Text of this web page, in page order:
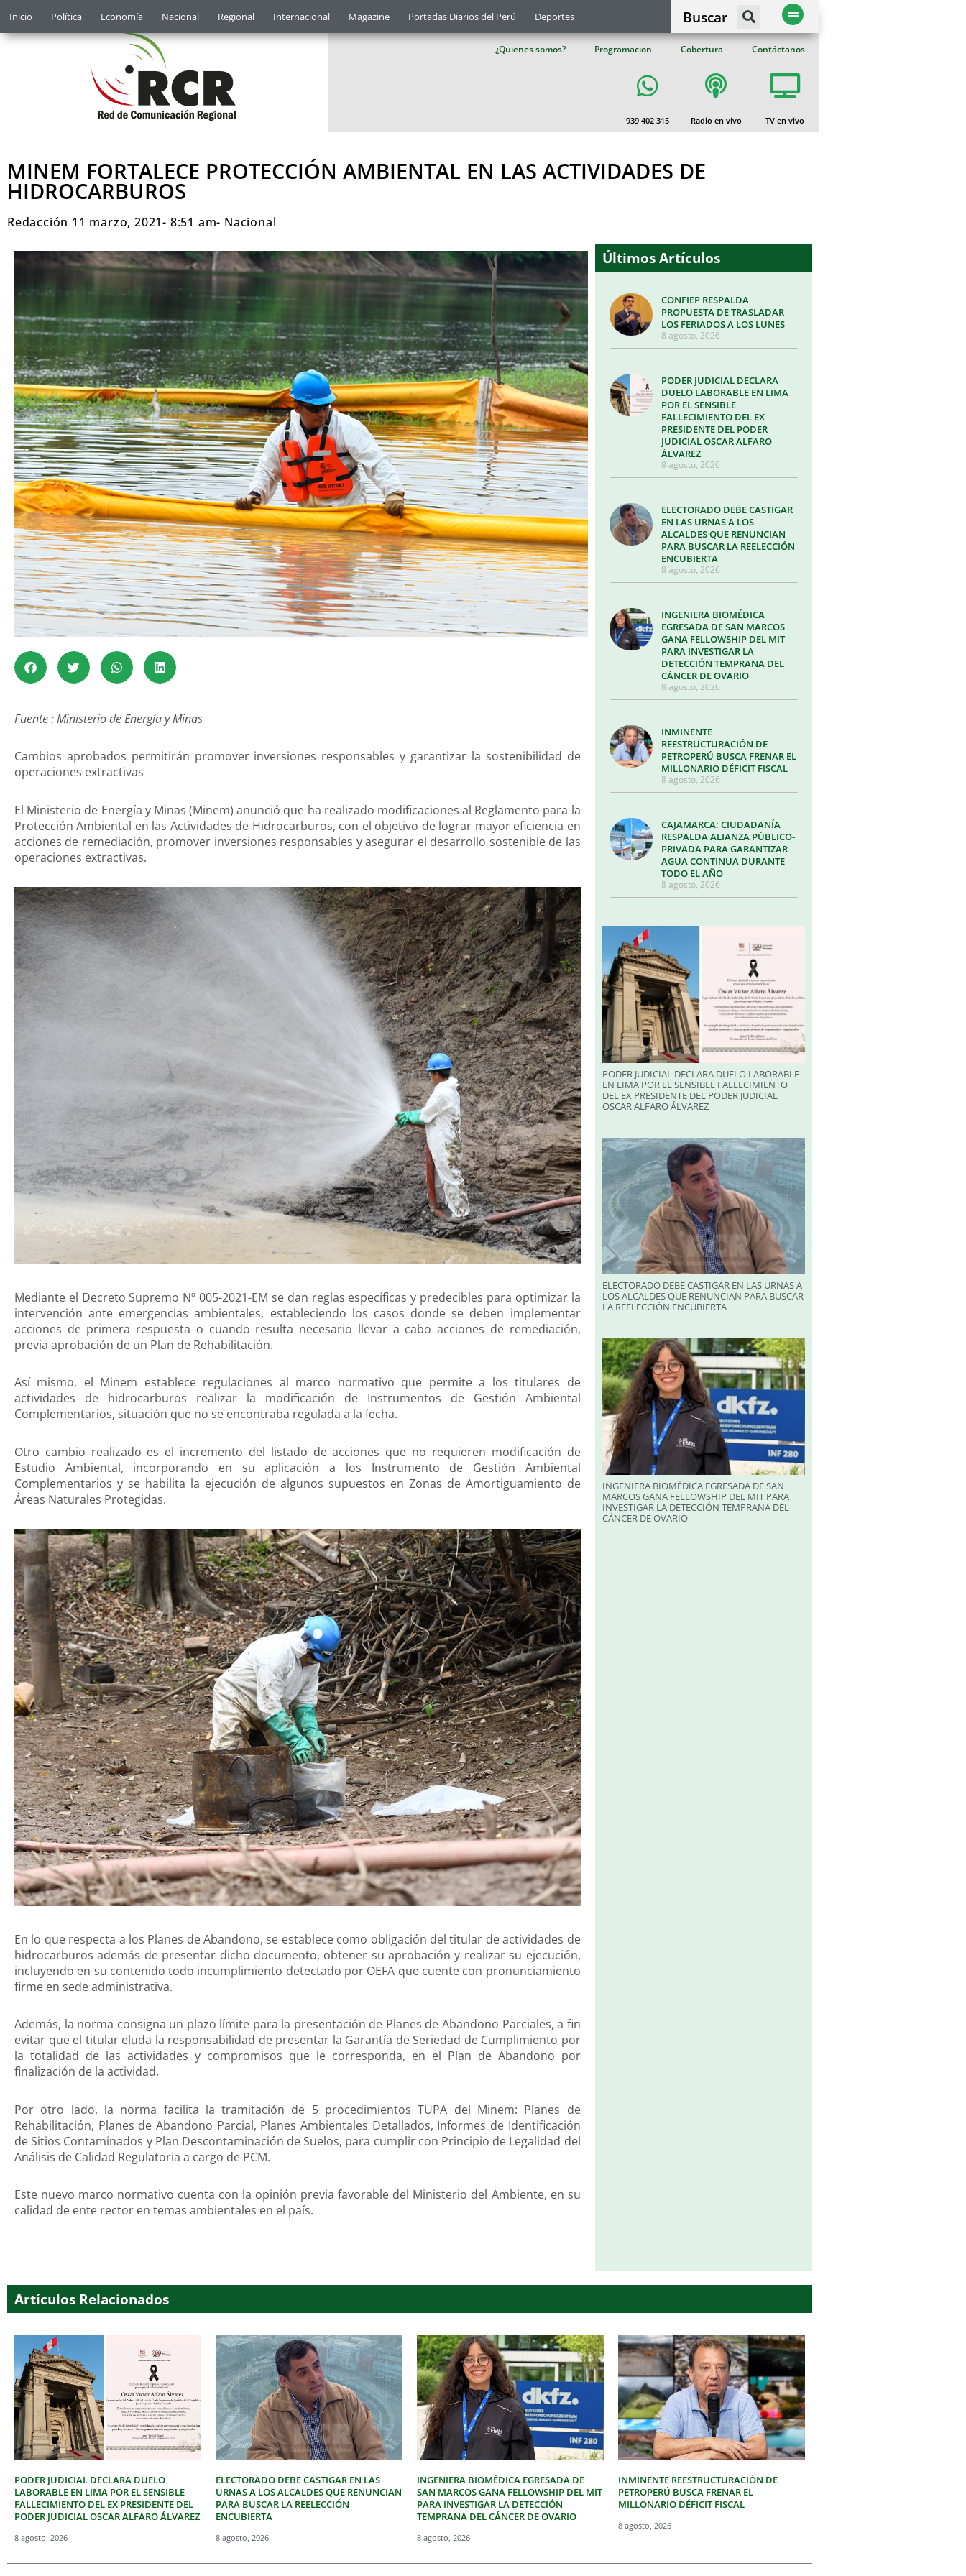
Inicio Política Economía Nacional Regional Internacional Magazine Portadas Diarios del Perú Deportes Buscar
¿Quienes somos? Programacion Cobertura Contáctanos
939 402 315 Radio en vivo TV en vivo
MINEM FORTALECE PROTECCIÓN AMBIENTAL EN LAS ACTIVIDADES DE
HIDROCARBUROS
Redacción 11 marzo, 2021- 8:51 am- Nacional
Fuente : Ministerio de Energía y Minas
Cambios aprobados permitirán promover inversiones responsables y garantizar la sostenibilidad de
operaciones extractivas
El Ministerio de Energía y Minas (Minem) anunció que ha realizado modificaciones al Reglamento para la
Protección Ambiental en las Actividades de Hidrocarburos, con el objetivo de lograr mayor eficiencia en
acciones de remediación, promover inversiones responsables y asegurar el desarrollo sostenible de las
operaciones extractivas.
Mediante el Decreto Supremo Nº 005-2021-EM se dan reglas específicas y predecibles para optimizar la
intervención ante emergencias ambientales, estableciendo los casos donde se deben implementar
acciones de primera respuesta o cuando resulta necesario llevar a cabo acciones de remediación,
previa aprobación de un Plan de Rehabilitación.
Así mismo, el Minem establece regulaciones al marco normativo que permite a los titulares de
actividades de hidrocarburos realizar la modificación de Instrumentos de Gestión Ambiental
Complementarios, situación que no se encontraba regulada a la fecha.
Otro cambio realizado es el incremento del listado de acciones que no requieren modificación de
Estudio Ambiental, incorporando en su aplicación a los Instrumento de Gestión Ambiental
Complementarios y se habilita la ejecución de algunos supuestos en Zonas de Amortiguamiento de
Áreas Naturales Protegidas.
En lo que respecta a los Planes de Abandono, se establece como obligación del titular de actividades de
hidrocarburos además de presentar dicho documento, obtener su aprobación y realizar su ejecución,
incluyendo en su contenido todo incumplimiento detectado por OEFA que cuente con pronunciamiento
firme en sede administrativa.
Además, la norma consigna un plazo límite para la presentación de Planes de Abandono Parciales, a fin
evitar que el titular eluda la responsabilidad de presentar la Garantía de Seriedad de Cumplimiento por
la totalidad de las actividades y compromisos que le corresponda, en el Plan de Abandono por
finalización de la actividad.
Por otro lado, la norma facilita la tramitación de 5 procedimientos TUPA del Minem: Planes de
Rehabilitación, Planes de Abandono Parcial, Planes Ambientales Detallados, Informes de Identificación
de Sitios Contaminados y Plan Descontaminación de Suelos, para cumplir con Principio de Legalidad del
Análisis de Calidad Regulatoria a cargo de PCM.
Este nuevo marco normativo cuenta con la opinión previa favorable del Ministerio del Ambiente, en su
calidad de ente rector en temas ambientales en el país.
Últimos Artículos
CONFIEP RESPALDA
PROPUESTA DE TRASLADAR
LOS FERIADOS A LOS LUNES
8 agosto, 2026
PODER JUDICIAL DECLARA
DUELO LABORABLE EN LIMA
POR EL SENSIBLE
FALLECIMIENTO DEL EX
PRESIDENTE DEL PODER
JUDICIAL OSCAR ALFARO
ÁLVAREZ
8 agosto, 2026
ELECTORADO DEBE CASTIGAR
EN LAS URNAS A LOS
ALCALDES QUE RENUNCIAN
PARA BUSCAR LA REELECCIÓN
ENCUBIERTA
8 agosto, 2026
INGENIERA BIOMÉDICA
EGRESADA DE SAN MARCOS
GANA FELLOWSHIP DEL MIT
PARA INVESTIGAR LA
DETECCIÓN TEMPRANA DEL
CÁNCER DE OVARIO
8 agosto, 2026
INMINENTE
REESTRUCTURACIÓN DE
PETROPERÚ BUSCA FRENAR EL
MILLONARIO DÉFICIT FISCAL
8 agosto, 2026
CAJAMARCA: CIUDADANÍA
RESPALDA ALIANZA PÚBLICO-
PRIVADA PARA GARANTIZAR
AGUA CONTINUA DURANTE
TODO EL AÑO
8 agosto, 2026
PODER JUDICIAL DECLARA DUELO LABORABLE
EN LIMA POR EL SENSIBLE FALLECIMIENTO
DEL EX PRESIDENTE DEL PODER JUDICIAL
OSCAR ALFARO ÁLVAREZ
ELECTORADO DEBE CASTIGAR EN LAS URNAS A
LOS ALCALDES QUE RENUNCIAN PARA BUSCAR
LA REELECCIÓN ENCUBIERTA
INGENIERA BIOMÉDICA EGRESADA DE SAN
MARCOS GANA FELLOWSHIP DEL MIT PARA
INVESTIGAR LA DETECCIÓN TEMPRANA DEL
CÁNCER DE OVARIO
Artículos Relacionados
PODER JUDICIAL DECLARA DUELO
LABORABLE EN LIMA POR EL SENSIBLE
FALLECIMIENTO DEL EX PRESIDENTE DEL
PODER JUDICIAL OSCAR ALFARO ÁLVAREZ
8 agosto, 2026
ELECTORADO DEBE CASTIGAR EN LAS
URNAS A LOS ALCALDES QUE RENUNCIAN
PARA BUSCAR LA REELECCIÓN
ENCUBIERTA
8 agosto, 2026
INGENIERA BIOMÉDICA EGRESADA DE
SAN MARCOS GANA FELLOWSHIP DEL MIT
PARA INVESTIGAR LA DETECCIÓN
TEMPRANA DEL CÁNCER DE OVARIO
8 agosto, 2026
INMINENTE REESTRUCTURACIÓN DE
PETROPERÚ BUSCA FRENAR EL
MILLONARIO DÉFICIT FISCAL
8 agosto, 2026